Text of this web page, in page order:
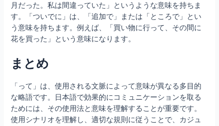
月だった。私は間違っていた」というような意味を持ちま
す。「ついでに」は、「追加で」または「ところで」とい
う意味を持ちます。例えば、「買い物に行って、その間に
花を買った」という意味になります。
まとめ
「って」は、使用される文脈によって意味が異なる多目的
な略語です。日本語で効果的にコミュニケーションを取る
ためには、その使用法と意味を理解することが重要です。
使用シナリオを理解し、適切な規則に従うことで、カジュ